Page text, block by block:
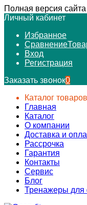
Полная версия сайта
Личный кабинет
Избранное
Сравнение
Вход
Регистрация
Заказать звонок0
Каталог товаров
Главная
Каталог
О компании
Доставка и
Рассрочка
Гарантия
Контакты
Сервис
Блог
Тренажеры для